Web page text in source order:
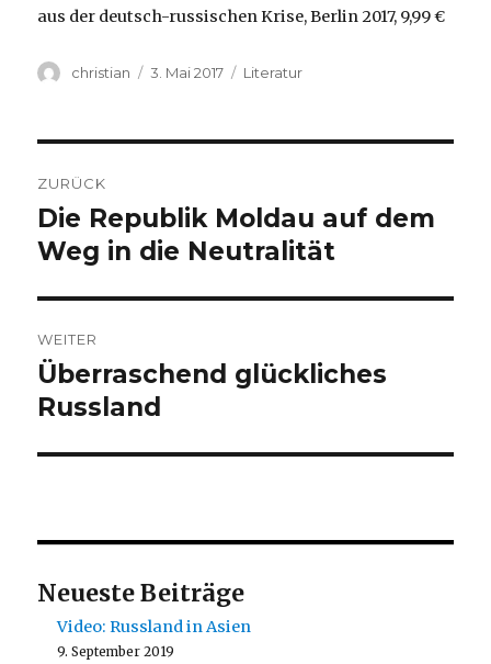
aus der deutsch-russischen Krise, Berlin 2017, 9,99 €
Autor
christian
Veröffentlicht
3. Mai 2017 Kategorien
Literatur
ZURÜCK
Vorheriger
Beitrag:
Die Republik Moldau auf dem
Weg in die Neutralität
WEITER
Nächster
Beitrag:
Überraschend glückliches
Russland
Neueste Beiträge
Video: Russland in Asien
9. September 2019